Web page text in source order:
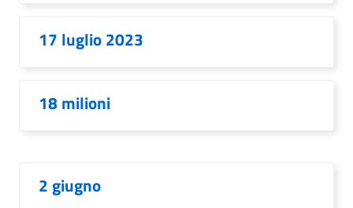
17 luglio 2023
18 milioni
2 giugno